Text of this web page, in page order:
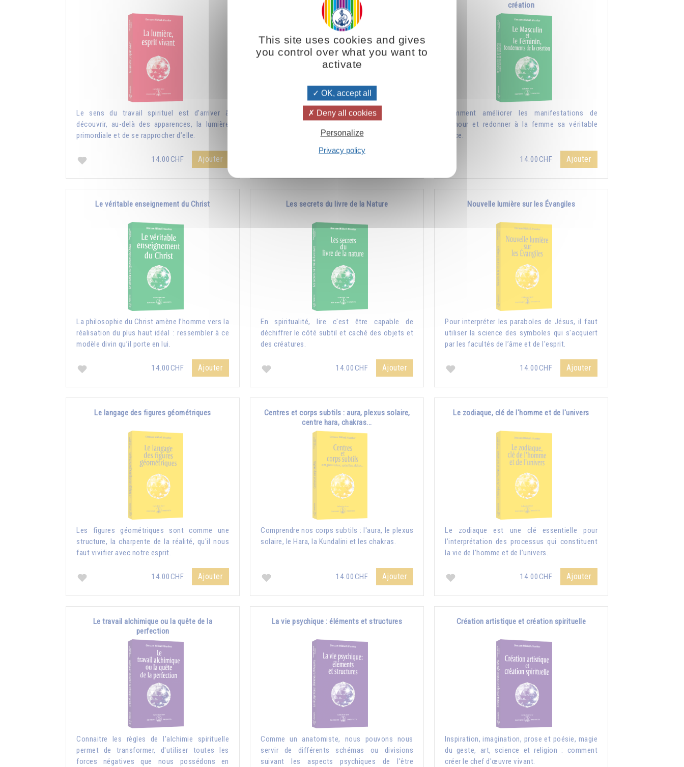
Le sens du travail spirituel est d’arriver à
découvrir, au-delà des apparences, la lumière
primordiale et de se rapprocher d’elle.
14.00CHF Ajouter
Comment favoriser les manifestations de la
création
Comment améliorer les manifestations de
l'amour et redonner à la femme sa véritable
place.
14.00CHF Ajouter
Le véritable enseignement du Christ
La philosophie du Christ amène l’homme vers la
réalisation du plus haut idéal : ressembler à ce
modèle divin qu’il porte en lui.
14.00CHF Ajouter
Les secrets du livre de la Nature
En spiritualité, lire c'est être capable de
déchiffrer le côté subtil et caché des objets et
des créatures.
14.00CHF Ajouter
Nouvelle lumière sur les Évangiles
Pour interpréter les paraboles de Jésus, il faut
utiliser la science des symboles qui s'acquiert
par les facultés de l’âme et de l'esprit.
14.00CHF Ajouter
Le langage des figures géométriques
Les figures géométriques sont comme une
structure, la charpente de la réalité, qu'il nous
faut vivifier avec notre esprit.
14.00CHF Ajouter
Centres et corps subtils : aura, plexus solaire,
centre hara, chakras...
Comprendre nos corps subtils : l'aura, le plexus
solaire, le Hara, la Kundalini et les chakras.
14.00CHF Ajouter
Le zodiaque, clé de l'homme et de l'univers
Le zodiaque est une clé essentielle pour
l’interprétation des processus qui constituent
la vie de l’homme et de l’univers.
14.00CHF Ajouter
Le travail alchimique ou la quête de la
perfection
Connaitre les règles de l'alchimie spirituelle
permet de transformer, d'utiliser toutes les
forces négatives que nous possédons en
La vie psychique : éléments et structures
Comme un anatomiste, nous pouvons nous
servir de différents schémas ou divisions
suivant les aspects psychiques de l'être
Création artistique et création spirituelle
Inspiration, imagination, prose et poésie, magie
du geste, art, science et religion : comment
créer le chef d'œuvre vivant.
This site uses cookies and gives
you control over what you want to
activate
OK, accept all
Deny all cookies
Personalize
Privacy policy